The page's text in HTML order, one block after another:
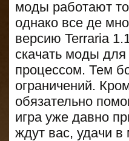
моды работают
однако все де
версию Terraria
скачать моды
процессом. Тем
ограничений.
обязательно
игра уже давно
ждут вас, удачи